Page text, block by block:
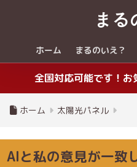
まる
ホーム まるのいえ？
全国対応可能です！お
ホーム 太陽光パネル
AIと私の意見が一致